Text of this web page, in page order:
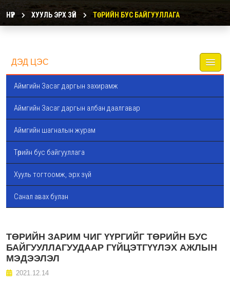
НҮҮР ХУУЛЬ ЭРХ ЗҮЙ ТӨРИЙН БУС БАЙГУУЛЛАГА
ДЭД ЦЭС
Аймгийн Засаг даргын захирамж
Аймгийн Засаг даргын албан даалгавар
Аймгийн шагналын журам
Төрийн бус байгууллага
Хууль тогтоомж, эрх зүй
Санал авах булан
ТӨРИЙН ЗАРИМ ЧИГ ҮҮРГИЙГ ТӨРИЙН БУС
БАЙГУУЛЛАГУУДААР ГҮЙЦЭТГҮҮЛЭХ АЖЛЫН
МЭДЭЭЛЭЛ
2021.12.14